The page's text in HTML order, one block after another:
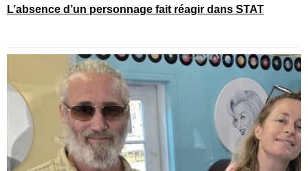
L’absence d’un personnage fait réagir dans STAT